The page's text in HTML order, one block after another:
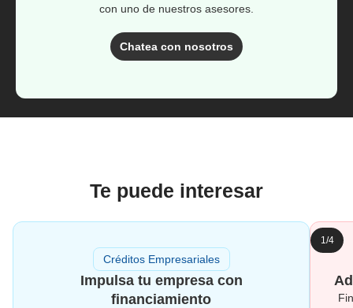
con uno de nuestros asesores.
Chatea con nosotros
Te puede interesar
1/4
Créditos Empresariales
Impulsa tu empresa con
financiamiento